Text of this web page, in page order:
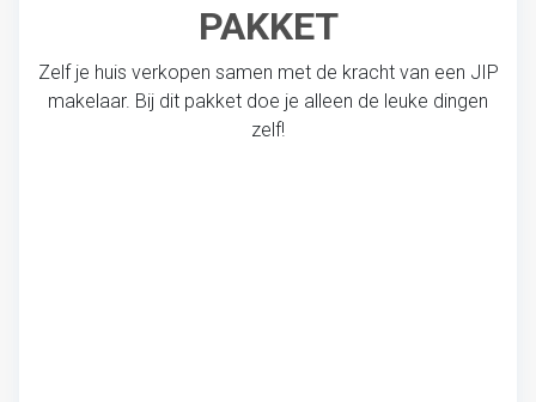
PAKKET
Zelf je huis verkopen samen met de kracht van een JIP
makelaar. Bij dit pakket doe je alleen de leuke dingen
zelf!